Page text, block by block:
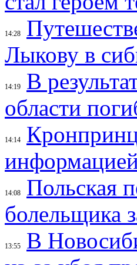
14:28
Лыкову в
14:19
В
области
14:14
14:08
Польская
болельщика
13:55
В